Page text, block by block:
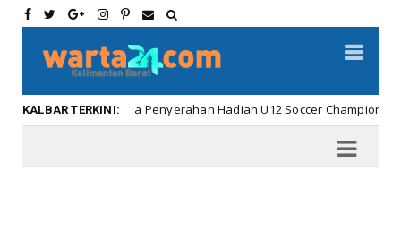
KALBAR TERKINI:
Meriahnya Penyerahan Hadiah U12 Soccer Championship ...